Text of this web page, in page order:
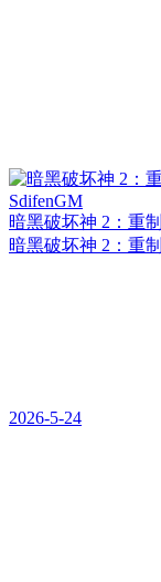
暗黑破坏神 2：重
暗黑破坏神 2：重
2026-5-24